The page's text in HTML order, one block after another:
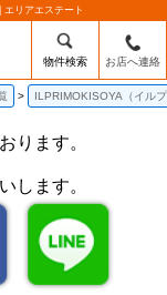
リアエステート
物件検索 お店へ連絡
ILPRIMOKISOYA（イル
ります。
します。